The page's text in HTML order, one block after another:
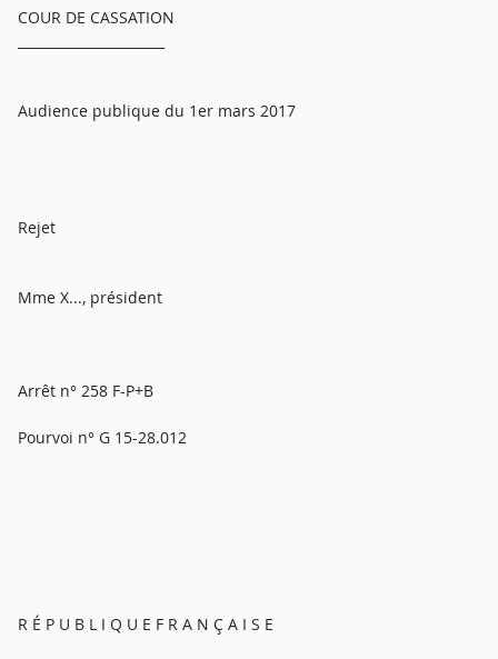
COUR DE CASSATION
Audience publique du 1er mars 2017
Rejet
Mme X..., président
Arrêt n° 258 F-P+B
Pourvoi n° G 15-28.012
R É P U B L I Q U E F R A N Ç A I S E